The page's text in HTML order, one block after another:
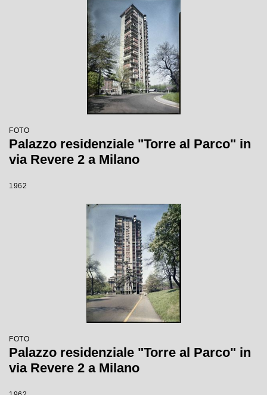
FOTO
Palazzo residenziale "Torre al Parco" in
via Revere 2 a Milano
1962
FOTO
Palazzo residenziale "Torre al Parco" in
via Revere 2 a Milano